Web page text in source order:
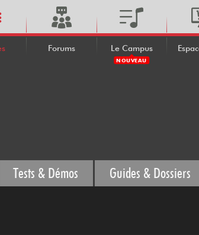
Forums Le Campus
NOUVEAU
Tests & Démos Guides & Dossiers